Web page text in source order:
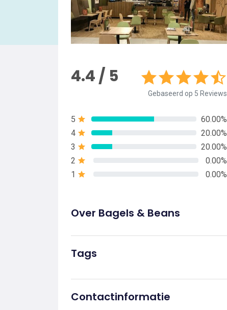
4.4 / 5
Gebaseerd op 5 Reviews
5
60.00%
4
20.00%
3
20.00%
2
0.00%
1
0.00%
Over Bagels & Beans
Tags
Contactinformatie